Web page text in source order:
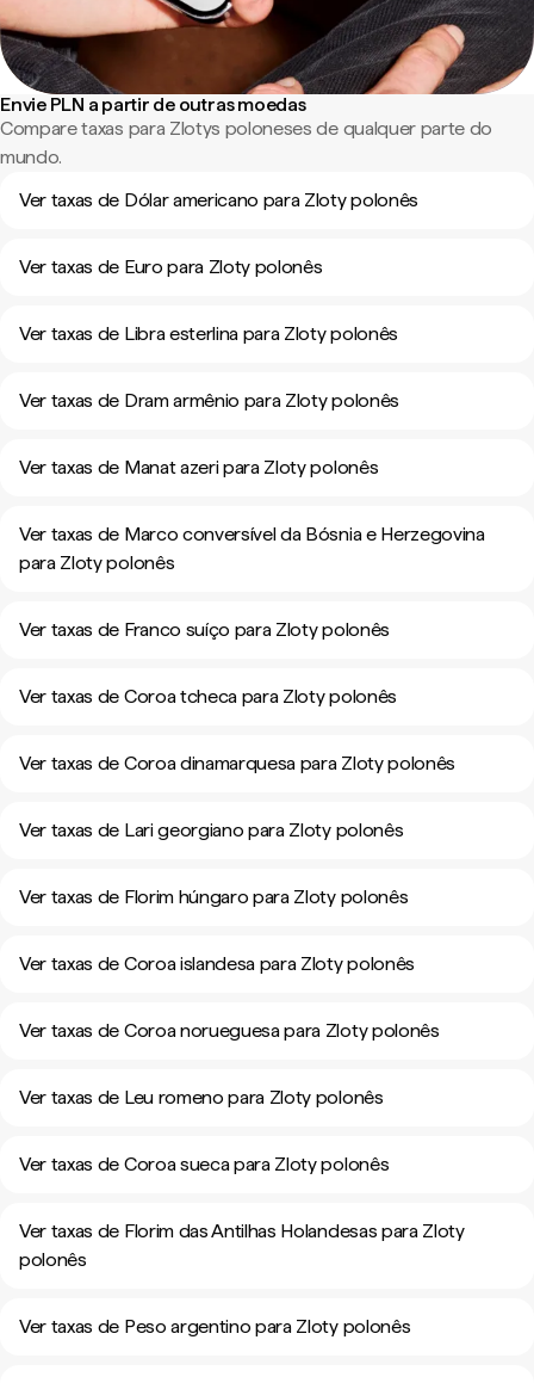
Envie PLN a partir de outras moedas
Compare taxas para Zlotys poloneses de qualquer parte do
mundo.
Ver taxas de Dólar americano para Zloty polonês
Ver taxas de Euro para Zloty polonês
Ver taxas de Libra esterlina para Zloty polonês
Ver taxas de Dram armênio para Zloty polonês
Ver taxas de Manat azeri para Zloty polonês
Ver taxas de Marco conversível da Bósnia e Herzegovina
para Zloty polonês
Ver taxas de Franco suíço para Zloty polonês
Ver taxas de Coroa tcheca para Zloty polonês
Ver taxas de Coroa dinamarquesa para Zloty polonês
Ver taxas de Lari georgiano para Zloty polonês
Ver taxas de Florim húngaro para Zloty polonês
Ver taxas de Coroa islandesa para Zloty polonês
Ver taxas de Coroa norueguesa para Zloty polonês
Ver taxas de Leu romeno para Zloty polonês
Ver taxas de Coroa sueca para Zloty polonês
Ver taxas de Florim das Antilhas Holandesas para Zloty
polonês
Ver taxas de Peso argentino para Zloty polonês